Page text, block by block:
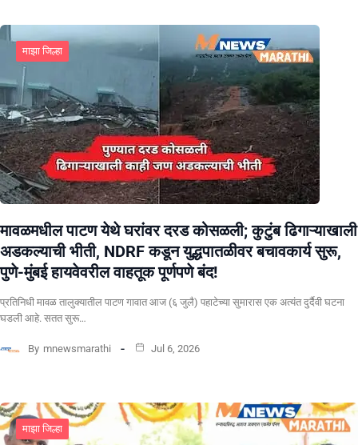
माझा जिल्हा
मावळमधील पाटण येथे घरांवर दरड कोसळली; कुटुंब ढिगाऱ्याखाली
अडकल्याची भीती, NDRF कडून युद्धपातळीवर बचावकार्य सुरू,
पुणे-मुंबई हायवेवरील वाहतूक पूर्णपणे बंद!
​प्रतिनिधी मावळ तालुक्यातील पाटण गावात आज (६ जुलै) पहाटेच्या सुमारास एक अत्यंत दुर्दैवी घटना
घडली आहे. सतत सुरू…
By mnewsmarathi Jul 6, 2026
माझा जिल्हा